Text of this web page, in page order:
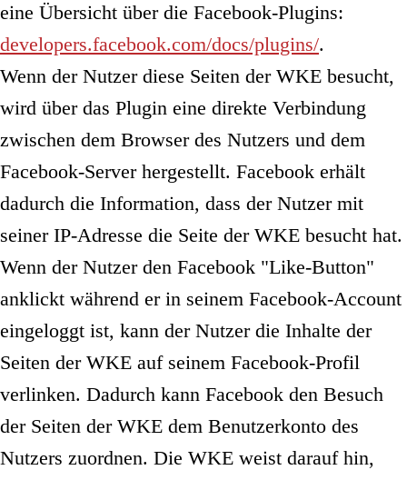
eine Übersicht über die Facebook-Plugins:
developers.facebook.com/docs/plugins/.
Wenn der Nutzer diese Seiten der WKE besucht,
wird über das Plugin eine direkte Verbindung
zwischen dem Browser des Nutzers und dem
Facebook-Server hergestellt. Facebook erhält
dadurch die Information, dass der Nutzer mit
seiner IP-Adresse die Seite der WKE besucht hat.
Wenn der Nutzer den Facebook "Like-Button"
anklickt während er in seinem Facebook-Account
eingeloggt ist, kann der Nutzer die Inhalte der
Seiten der WKE auf seinem Facebook-Profil
verlinken. Dadurch kann Facebook den Besuch
der Seiten der WKE dem Benutzerkonto des
Nutzers zuordnen. Die WKE weist darauf hin,